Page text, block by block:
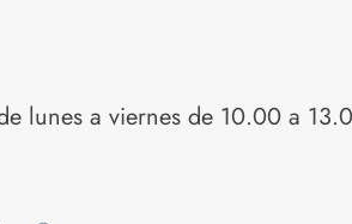
lunes a viernes de 10.00 a